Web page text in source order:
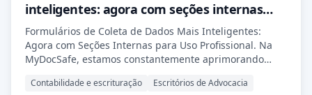
inteligentes: agora com seções internas
para uso profissional.
Formulários de Coleta de Dados Mais Inteligentes:
Agora com Seções Internas para Uso Profissional. Na
MyDocSafe, estamos constantemente aprimorando
clientes mais ágil e inteligente. Nossa atualização mais
Contabilidade e escrituração Escritórios de Advocacia